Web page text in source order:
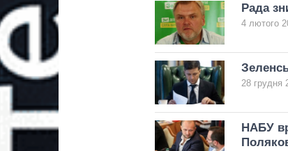
Рада
4 лютого
28 грудня
НАБУ